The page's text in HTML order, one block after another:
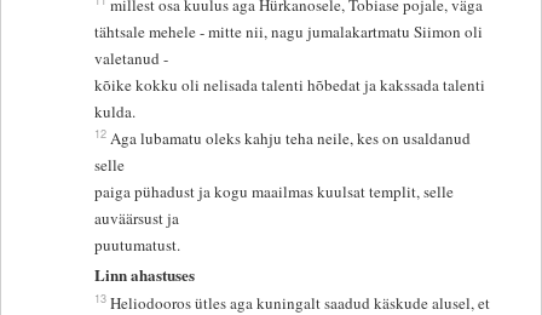
millest osa kuulus aga Hürkanosele, Tobiase pojale, väga
tähtsale mehele - mitte nii, nagu jumalakartmatu Siimon oli
valetanud -
kõike kokku oli nelisada talenti hõbedat ja kakssada talenti
kulda.
12 Aga lubamatu oleks kahju teha neile, kes on usaldanud
selle
paiga pühadust ja kogu maailmas kuulsat templit, selle
auväärsust ja
puutumatust.
Linn ahastuses
13 Heliodooros ütles aga kuningalt saadud käskude alusel, et